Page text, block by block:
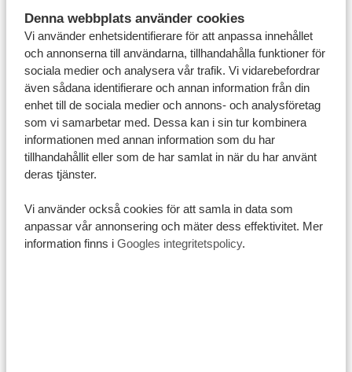
Denna webbplats använder cookies
Vi använder enhetsidentifierare för att anpassa innehållet
och annonserna till användarna, tillhandahålla funktioner för
sociala medier och analysera vår trafik. Vi vidarebefordrar
även sådana identifierare och annan information från din
enhet till de sociala medier och annons- och analysföretag
som vi samarbetar med. Dessa kan i sin tur kombinera
informationen med annan information som du har
tillhandahållit eller som de har samlat in när du har använt
deras tjänster.
Vi använder också cookies för att samla in data som
anpassar vår annonsering och mäter dess effektivitet. Mer
information finns i Googles integritetspolicy.
också medlem i ANVR. Detta är den nederländska
branchorganisationen som säkerställer att våra tjänster
håller en hög kvalitetsnivå. Tack vare detta kan du
känna dig ännu tryggare när du bokar din drömresa
hos oss.
ANVR:s garantier
Genom vårt medlemskap i ANVR kan du som kund hos
Tanzania Specialist vara trygg med att:
Vi gör vårt yttersta för att säkerställa din säkerhet och
prioriterar din hälsa genom att följa holländska